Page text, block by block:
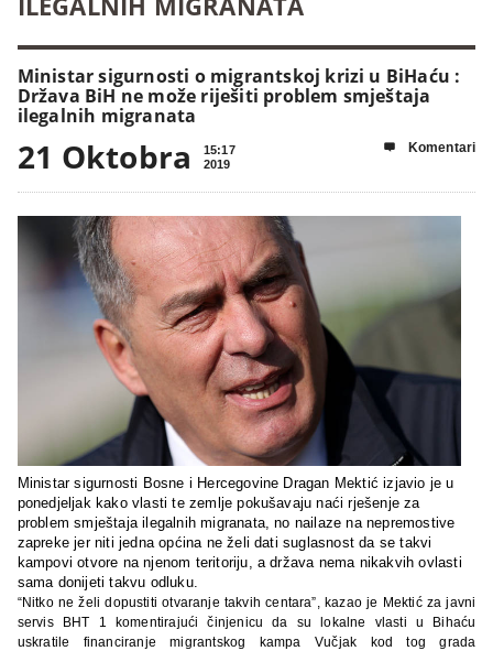
Ministar sigurnosti o migrantskoj krizi u BiHaću :
Država BiH ne može riješiti problem smještaja
ilegalnih migranata
21 Oktobra
15:17
2019
 Komentari
Ministarsigurnosti Bosne i Hercegovine Dragan Mektić izjavio je u
ponedjeljak kako vlasti te zemlje pokušavaju naći rješenje za
problem smještaja ilegalnih migranata, no nailaze na nepremostive
zapreke jer niti jedna općina ne želi dati suglasnost da se takvi
kampovi otvore na njenom teritoriju, a država nema nikakvih ovlasti
sama donijeti takvu odluku.
“Nitko ne želi dopustiti otvaranje takvih centara”, kazao je Mektić za javni
servis BHT 1 komentirajući činjenicu da su lokalne vlasti u Bihaću
uskratile financiranje migrantskog kampa Vučjak kod tog grada